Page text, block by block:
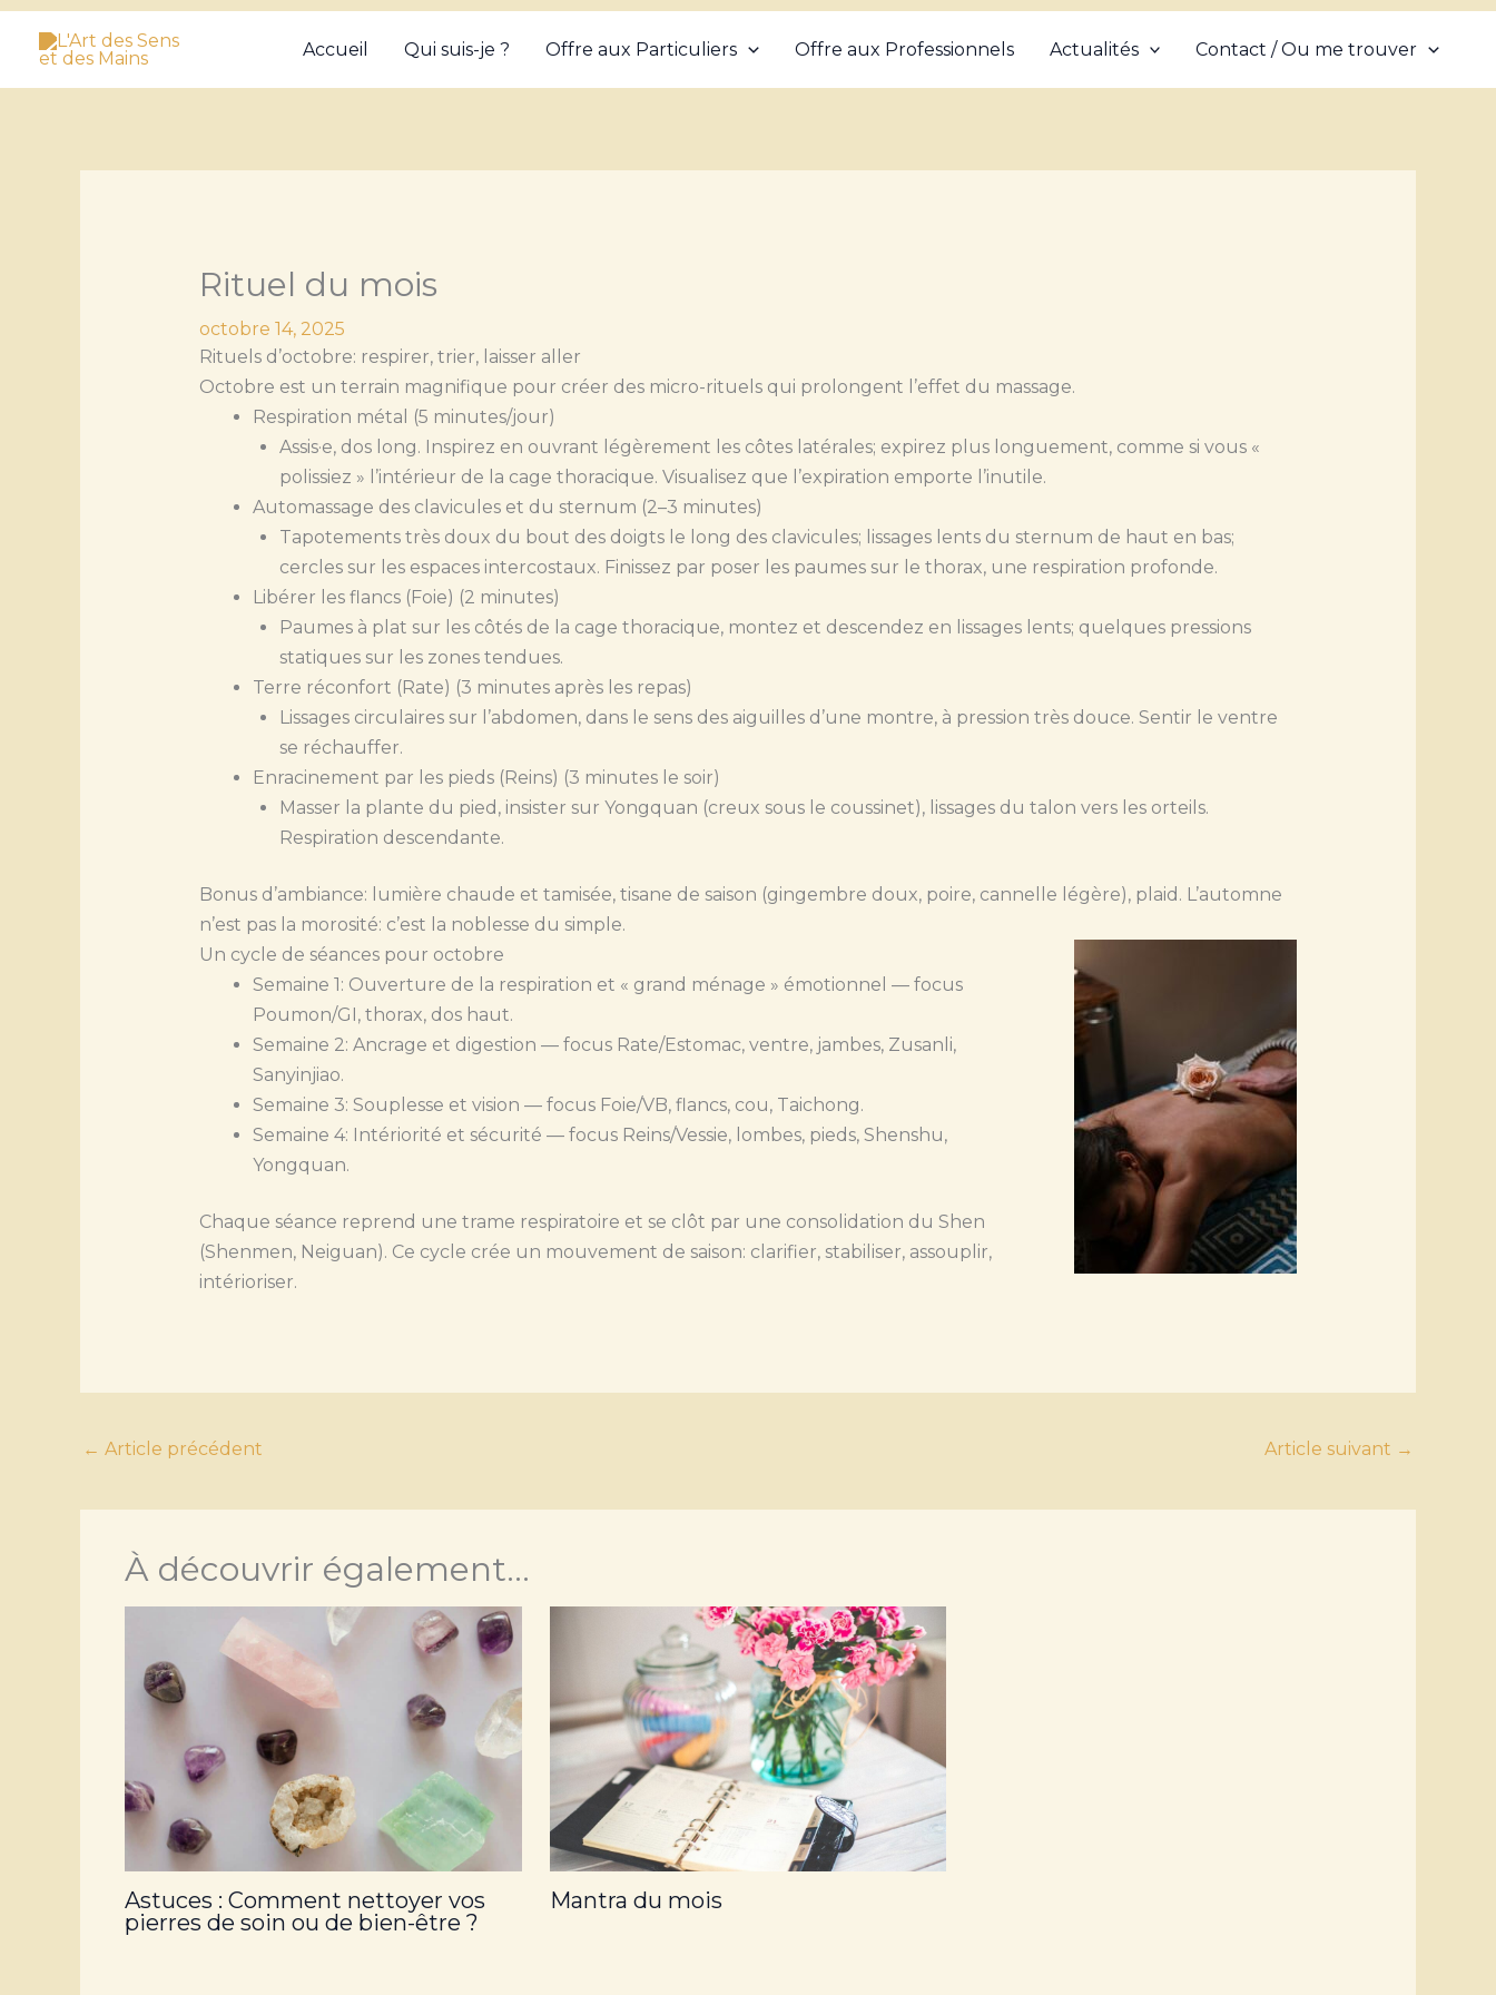
contenu
Accueil Qui suis-je ? Offre aux Particuliers Offre aux Professionnels Actualités Contact / Ou me trouver
Rituel du mois
octobre 14, 2025
Rituels d’octobre: respirer, trier, laisser aller
Octobre est un terrain magnifique pour créer des micro-rituels qui prolongent l’effet du massage.
Respiration métal (5 minutes/jour)
Assis·e, dos long. Inspirez en ouvrant légèrement les côtes latérales; expirez plus longuement, comme si vous «
polissiez » l’intérieur de la cage thoracique. Visualisez que l’expiration emporte l’inutile.
Automassage des clavicules et du sternum (2–3 minutes)
Tapotements très doux du bout des doigts le long des clavicules; lissages lents du sternum de haut en bas;
cercles sur les espaces intercostaux. Finissez par poser les paumes sur le thorax, une respiration profonde.
Libérer les flancs (Foie) (2 minutes)
Paumes à plat sur les côtés de la cage thoracique, montez et descendez en lissages lents; quelques pressions
statiques sur les zones tendues.
Terre réconfort (Rate) (3 minutes après les repas)
Lissages circulaires sur l’abdomen, dans le sens des aiguilles d’une montre, à pression très douce. Sentir le ventre
se réchauffer.
Enracinement par les pieds (Reins) (3 minutes le soir)
Masser la plante du pied, insister sur Yongquan (creux sous le coussinet), lissages du talon vers les orteils.
Respiration descendante.
Bonus d’ambiance: lumière chaude et tamisée, tisane de saison (gingembre doux, poire, cannelle légère), plaid. L’automne
n’est pas la morosité: c’est la noblesse du simple.
Un cycle de séances pour octobre
Semaine 1: Ouverture de la respiration et « grand ménage » émotionnel — focus
Poumon/GI, thorax, dos haut.
Semaine 2: Ancrage et digestion — focus Rate/Estomac, ventre, jambes, Zusanli,
Sanyinjiao.
Semaine 3: Souplesse et vision — focus Foie/VB, flancs, cou, Taichong.
Semaine 4: Intériorité et sécurité — focus Reins/Vessie, lombes, pieds, Shenshu,
Yongquan.
Chaque séance reprend une trame respiratoire et se clôt par une consolidation du Shen
(Shenmen, Neiguan). Ce cycle crée un mouvement de saison: clarifier, stabiliser, assouplir,
intérioriser.
← Article précédent Article suivant →
À découvrir également...
Astuces : Comment nettoyer vos
pierres de soin ou de bien-être ?
Mantra du mois